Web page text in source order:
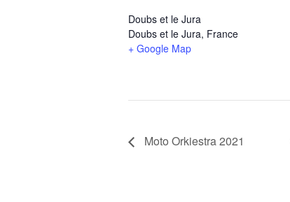
Doubs et le Jura
Doubs et le Jura, France
+ Google Map
Moto Orkiestra 2021